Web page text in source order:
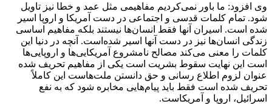
وی افزود: ما باور نمی‌کردیم مفاهیمی مثل عمد و خطا نیز تاویل
شود. تمام کلمات قدسی و اجتماعی در دست آمریکا و اروپا اسیر
شده است. اسیران آنها فقط انسان‌ها نیستند بلکه مفاهیم اساسی
زندگی انسان‌ها نیز در دست آنها اسیر شده‌است. آنچه در دنیا این
کلمات را معنی می‌کند مصالح نامشروع آمریکایی‌ها و اروپایی‌ها
است این نهایت سقوط بشریت است یکی از مفاهیم تحریف شده
عنوان لزوم اطلاع رسانی و حق دانستن ملت‌هاست این کاملاً
تحریف شده است فقط باید پیام‌هایی مخابره شود که به نفع
اسرائیل، اروپا و آمریکاست.